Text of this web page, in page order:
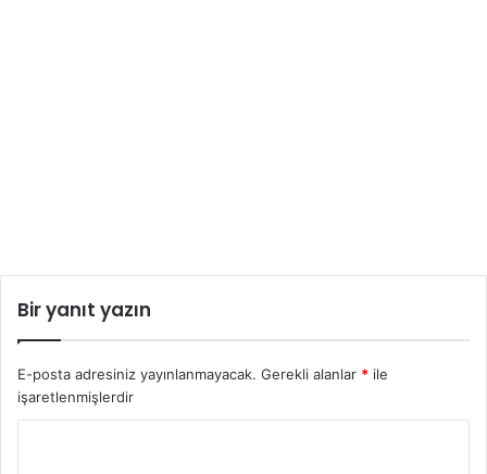
Bir yanıt yazın
E-posta adresiniz yayınlanmayacak. Gerekli alanlar * ile
işaretlenmişlerdir